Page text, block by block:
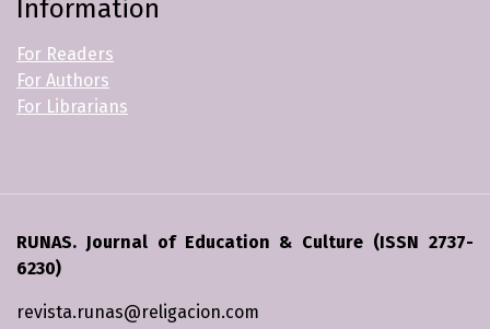
Information
For Readers
For Authors
For Librarians
RUNAS. Journal of Education & Culture (ISSN 2737-
6230)
revista.runas@religacion.com